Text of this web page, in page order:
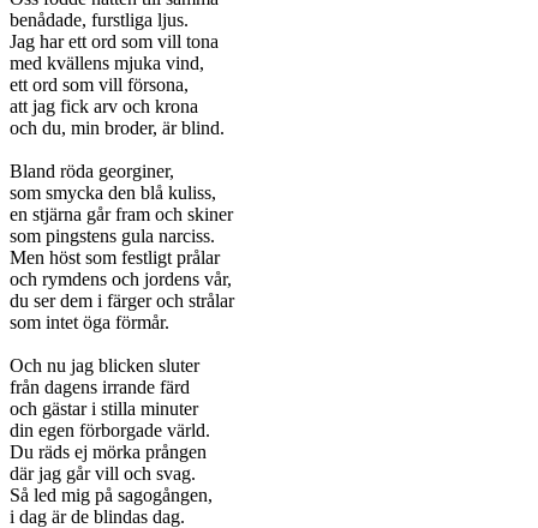
benådade, furstliga ljus.
Jag har ett ord som vill tona
med kvällens mjuka vind,
ett ord som vill försona,
att jag fick arv och krona
och du, min broder, är blind.
Bland röda georginer,
som smycka den blå kuliss,
en stjärna går fram och skiner
som pingstens gula narciss.
Men höst som festligt prålar
och rymdens och jordens vår,
du ser dem i färger och strålar
som intet öga förmår.
Och nu jag blicken sluter
från dagens irrande färd
och gästar i stilla minuter
din egen förborgade värld.
Du räds ej mörka prången
där jag går vill och svag.
Så led mig på sagogången,
i dag är de blindas dag.